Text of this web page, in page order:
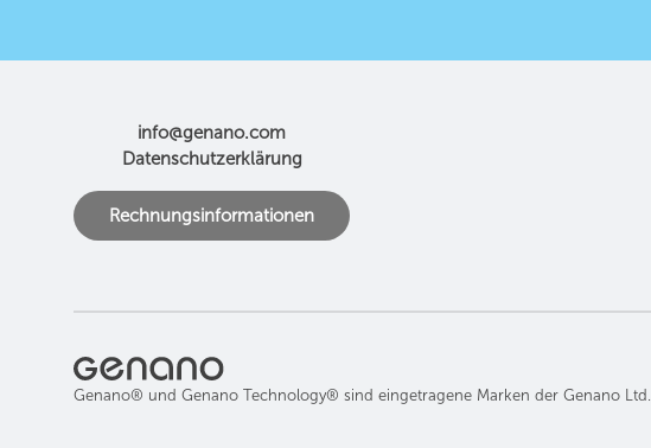
info@genano.com
Datenschutzerklärung
Rechnungsinformationen
Genano® und Genano Technology® sind eingetragene Marken der Genano Ltd.